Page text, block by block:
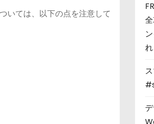
いては、以下の点を注意して